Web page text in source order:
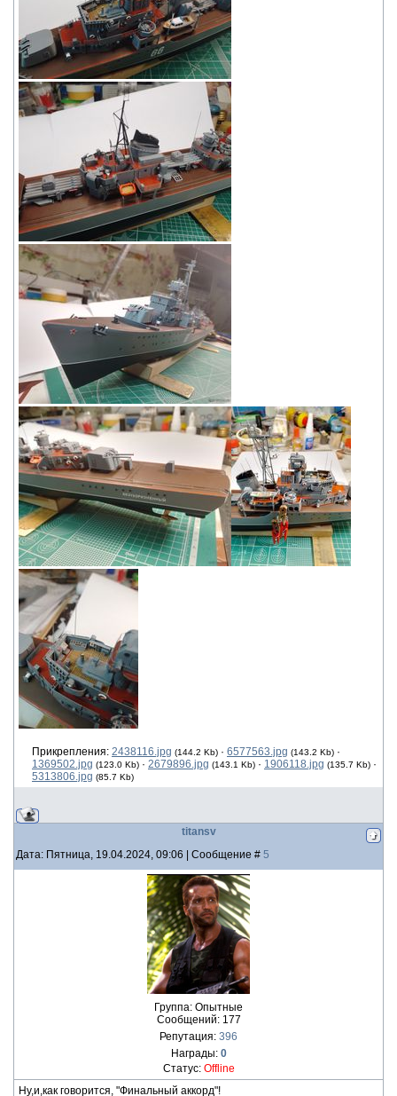
Прикрепления: 2438116.jpg (144.2 Kb) · 6577563.jpg (143.2 Kb) ·
1369502.jpg (123.0 Kb) · 2679896.jpg (143.1 Kb) · 1906118.jpg (135.7 Kb) ·
5313806.jpg (85.7 Kb)
titansv
Дата: Пятница, 19.04.2024, 09:06 | Сообщение # 5
Группа: Опытные
Сообщений: 177
Репутация: 396
Награды: 0
Статус: Offline
Ну,и,как говорится, "Финальный аккорд"!